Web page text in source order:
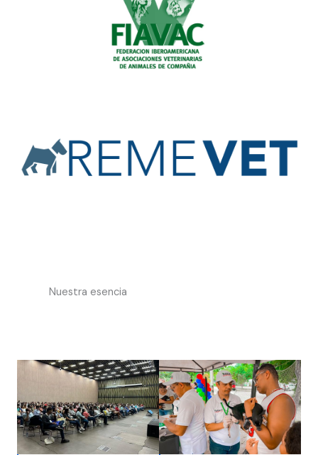
Nuestra esencia